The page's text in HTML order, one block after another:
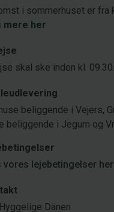
i sommerhuset er fra
mere her
skal ske inden kl. 09.30.
beliggende i Vejers,
beliggende i Jegum og
lejebetingelser her
Dänen